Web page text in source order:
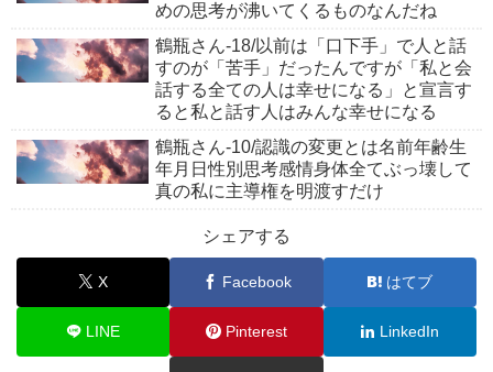
めの思考が沸いてくるものなんだね
鶴瓶さん-18/以前は「口下手」で人と話
すのが「苦手」だったんですが「私と会
話する全ての人は幸せになる」と宣言す
ると私と話す人はみんな幸せになる
鶴瓶さん-10/認識の変更とは名前年齢生
年月日性別思考感情身体全てぶっ壊して
真の私に主導権を明渡すだけ
シェアする
X Facebook はてブ
LINE Pinterest LinkedIn